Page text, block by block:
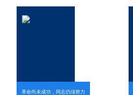
革命尚未成功，同志仍须努力